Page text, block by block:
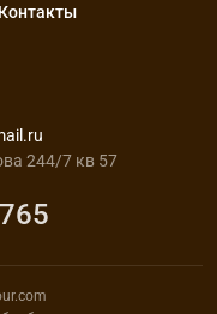
Контакты
244/7 кв 57